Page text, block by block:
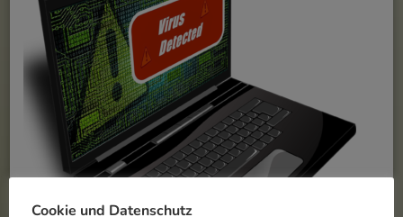
Cookie und Datenschutz